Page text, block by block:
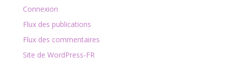
Connexion
Flux des publications
Flux des commentaires
Site de WordPress-FR